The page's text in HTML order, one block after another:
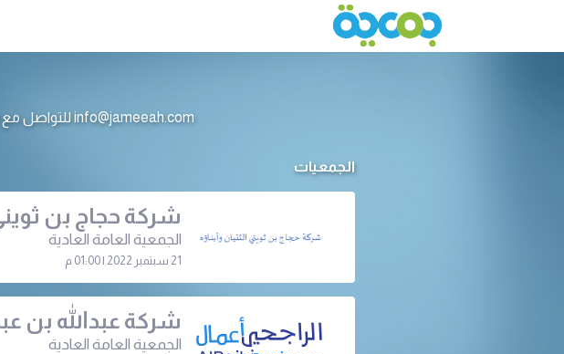
info@jameeah.com للتواصل مع فريق جمعية الرجاء ارسال رسالتك عبر البريد الالكتروني
الجمعيات
شركة حجاج بن ثويني
الجمعية العامة العادية
21 سبتمبر 2022 | 01:00 م
شركة عبدالله بن
الجمعية العامة العادية